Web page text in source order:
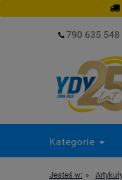
790 635 548
Kategorie
Jesteś w: »